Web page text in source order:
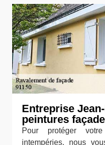
Entreprise
peintures
Pour protéger
intempéries, nous